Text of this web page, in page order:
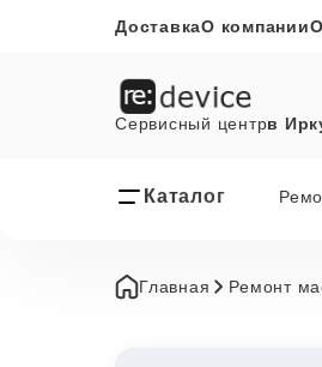
ДоставкаО компании
Сервисный центрв
Каталог
Главная Ремонт